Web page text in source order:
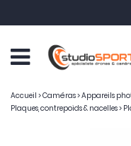
Accueil >Caméras>Appareils
Plaques, contrepoids & nacelles>